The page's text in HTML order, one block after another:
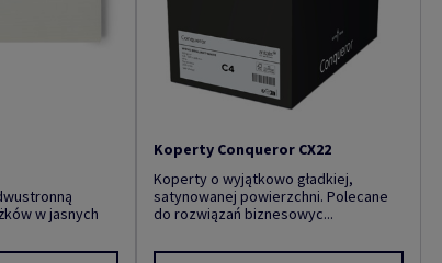
w jasnych
Koperty Conqueror CX22
Koperty o wyjątkowo gładkiej,
satynowanej powierzchni. Polecane
do rozwiązań biznesowyc...